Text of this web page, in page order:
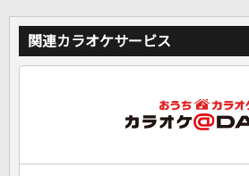
関連カラオケサービス